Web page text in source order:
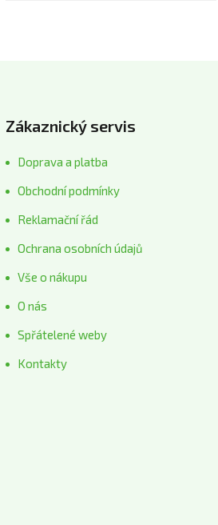
Zákaznický servis
Doprava a platba
Obchodní podmínky
Reklamační řád
Ochrana osobních údajů
Vše o nákupu
O nás
Spřátelené weby
Kontakty